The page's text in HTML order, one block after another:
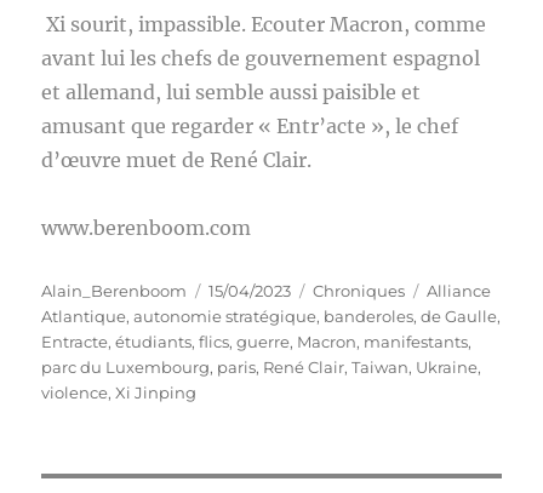
Xi sourit, impassible. Ecouter Macron, comme
avant lui les chefs de gouvernement espagnol
et allemand, lui semble aussi paisible et
amusant que regarder « Entr’acte », le chef
d’œuvre muet de René Clair.
www.berenboom.com
Auteur
Alain_Berenboom
Publié
le
15/04/2023 Catégories
Chroniques Étiquettes
Alliance
Atlantique,autonomie stratégique, banderoles,de Gaulle,
Entracte,étudiants,flics,guerre, Macron, manifestants,
parc du Luxembourg, paris, René Clair,Taiwan, Ukraine,
violence,Xi Jinping